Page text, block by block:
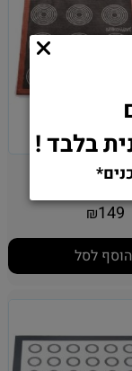
דו צדדי
₪149
הוסף לסל
בלבד !